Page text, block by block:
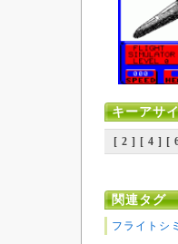
キーアサ
[ 2 ] [ 4 ] [
関連タグ
フライトシ